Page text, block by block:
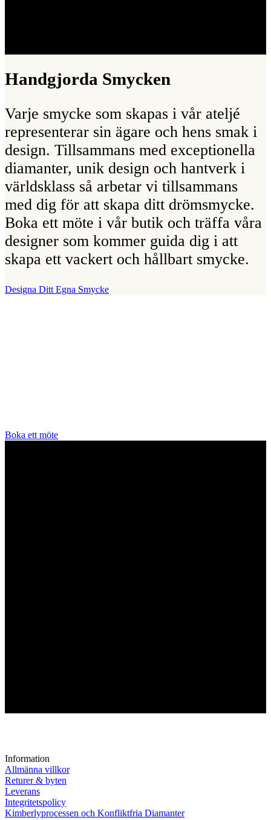
Handgjorda Smycken
Varje smycke som skapas i vår ateljé
representerar sin ägare och hens smak i
design. Tillsammans med exceptionella
diamanter, unik design och hantverk i
världsklass så arbetar vi tillsammans
med dig för att skapa ditt drömsmycke.
Boka ett möte i vår butik och träffa våra
designer som kommer guida dig i att
skapa ett vackert och hållbart smycke.
Designa Ditt Egna Smycke
Boka ett möte
Information
Allmänna villkor
Returer & byten
Leverans
Integritetspolicy
Kimberlyprocessen och Konfliktfria Diamanter